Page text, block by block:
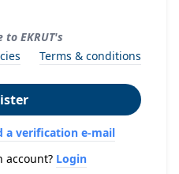
to EKRUT's
Terms & conditions
a verification e-mail
account? Login